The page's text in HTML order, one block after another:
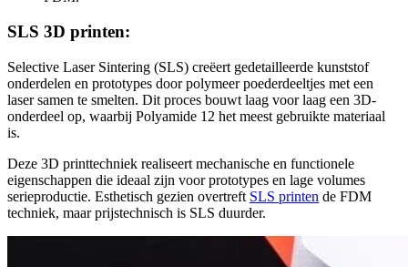
SLS 3D printen:
Selective Laser Sintering (SLS) creëert gedetailleerde kunststof
onderdelen en prototypes door polymeer poederdeeltjes met een
laser samen te smelten. Dit proces bouwt laag voor laag een 3D-
onderdeel op, waarbij Polyamide 12 het meest gebruikte materiaal
is.
Deze 3D printtechniek realiseert mechanische en functionele
eigenschappen die ideaal zijn voor prototypes en lage volumes
serieproductie. Esthetisch gezien overtreft SLS printen de FDM
techniek, maar prijstechnisch is SLS duurder.